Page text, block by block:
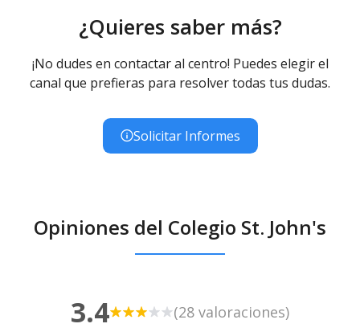
¿Quieres saber más?
¡No dudes en contactar al centro! Puedes elegir el
canal que prefieras para resolver todas tus dudas.
Solicitar Informes
Opiniones del Colegio St. John's
3.4 (28 valoraciones)